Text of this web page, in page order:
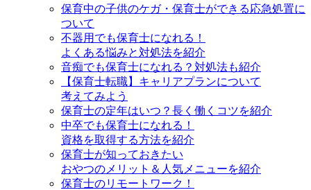
保育中の子供のケガ・保育士ができる応急処置に
ついて
不器用でも保育士になれる！
よくある悩みと対処法を紹介
音痴でも保育士になれる？対処法も紹介
【保育士転職】キャリアプランについて
考えてみよう
保育士の定年はいつ？長く働くコツを紹介
中卒でも保育士になれる！
資格を取得する方法を紹介
保育士が知っておきたい
おやつのメリット＆人気メニューを紹介
保育士のリモートワーク！